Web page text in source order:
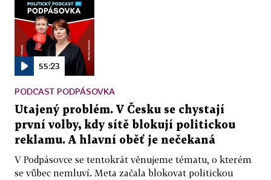
55:23
PODCAST PODPÁSOVKA
Utajený problém. V Česku se chystají
první volby, kdy sítě blokují politickou
reklamu. A hlavní oběť je nečekaná
V Podpásovce se tentokrát věnujeme tématu, o kterém
se vůbec nemluví. Meta začala blokovat politickou